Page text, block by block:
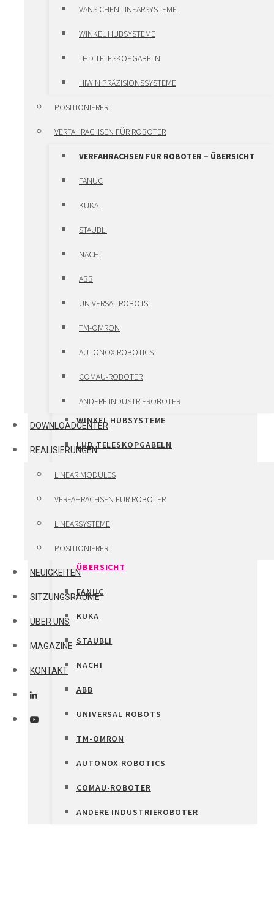
GROSSWÄLZLAGERN ROTHE ERDE
ANTRIEBSVERSTARKER
HIWIN MOTOREN &
WINKEL HUBSYSTEME
LHD TELESKOPGABELN
ÜBERSICHT
FANUC
KUKA
STAUBLI
NACHI
ABB
UNIVERSAL ROBOTS
TM-OMRON
AUTONOX ROBOTICS
COMAU-ROBOTER
ANDERE INDUSTRIEROBOTER
VANSICHEN LINEARSYSTEME
WINKEL HUBSYSTEME
LHD TELESKOPGABELN
HIWIN PRÄZISIONSSYSTEME
POSITIONIERER
VERFAHRACHSEN FÜR ROBOTER
VERFAHRACHSEN FUR ROBOTER – ÜBERSICHT
FANUC
KUKA
STAUBLI
NACHI
ABB
UNIVERSAL ROBOTS
TM-OMRON
AUTONOX ROBOTICS
COMAU-ROBOTER
ANDERE INDUSTRIEROBOTER
DOWNLOADCENTER
REALISIERUNGEN
LINEAR MODULES
VERFAHRACHSEN FUR ROBOTER
LINEARSYSTEME
POSITIONIERER
NEUIGKEITEN
SITZUNGSRÄUME
ÜBER UNS
MAGAZINE
KONTAKT